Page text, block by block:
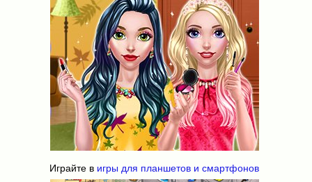
Играйте в игры для планшетов и смартфонов